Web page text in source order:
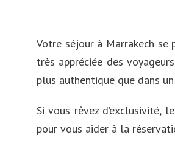
Allemagne
Turquie
République
Votre séjour à Marrakech se
très appréciée des
plus authentique que dans un
Si vous rêvez
pour vous aider à la